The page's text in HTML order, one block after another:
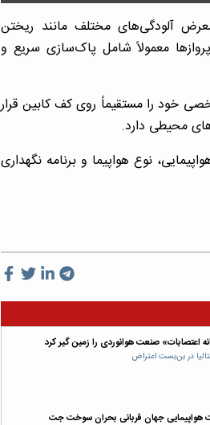
آلودگی‌های مختلف مانند ریختن
معمولاً شامل پاک‌سازی سریع و
خود را مستقیماً روی کف کابین قرار
محیطی دارد.
نوع هواپیما و برنامه نگهداری
اعتصابات» صنعت هوانوردی را زمین‌ گیر کرد
در بن‌بست اعتراض